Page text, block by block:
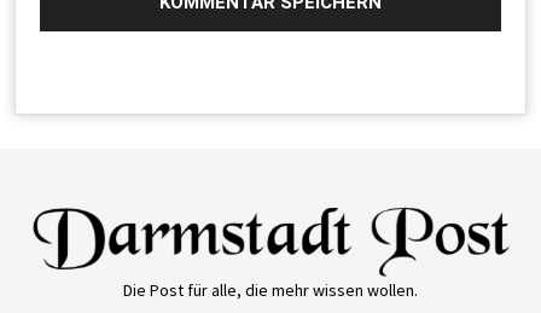
Die Post für alle, die mehr wissen wollen.